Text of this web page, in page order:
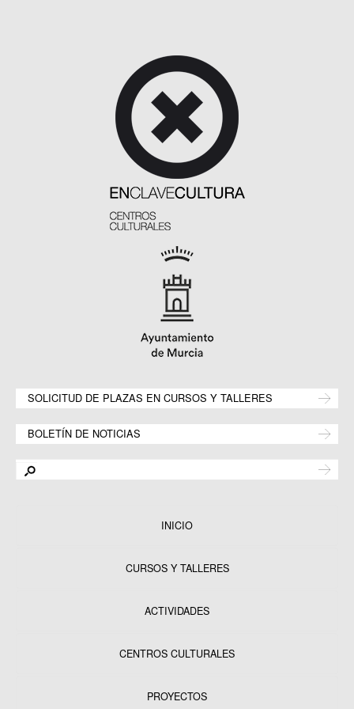
SOLICITUD DE PLAZAS EN CURSOS Y TALLERES
BOLETÍN DE NOTICIAS
INICIO
CURSOS Y TALLERES
ACTIVIDADES
CENTROS CULTURALES
PROYECTOS